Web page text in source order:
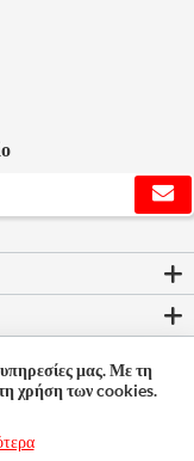
μας. Με τη
χρήση των cookies.